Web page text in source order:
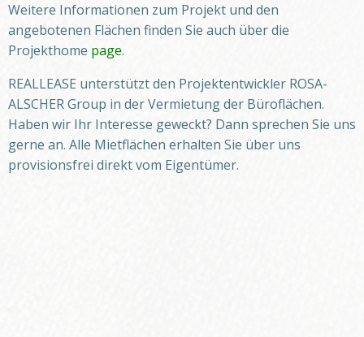
Weitere Informationen zum Projekt und den
angebotenen Flächen finden Sie auch über die
Projekthome page.
REALLEASE unterstützt den Projektentwickler ROSA-
ALSCHER Group in der Vermietung der Büroflächen.
Haben wir Ihr Interesse geweckt? Dann sprechen Sie uns
gerne an. Alle Mietflächen erhalten Sie über uns
provisionsfrei direkt vom Eigentümer.